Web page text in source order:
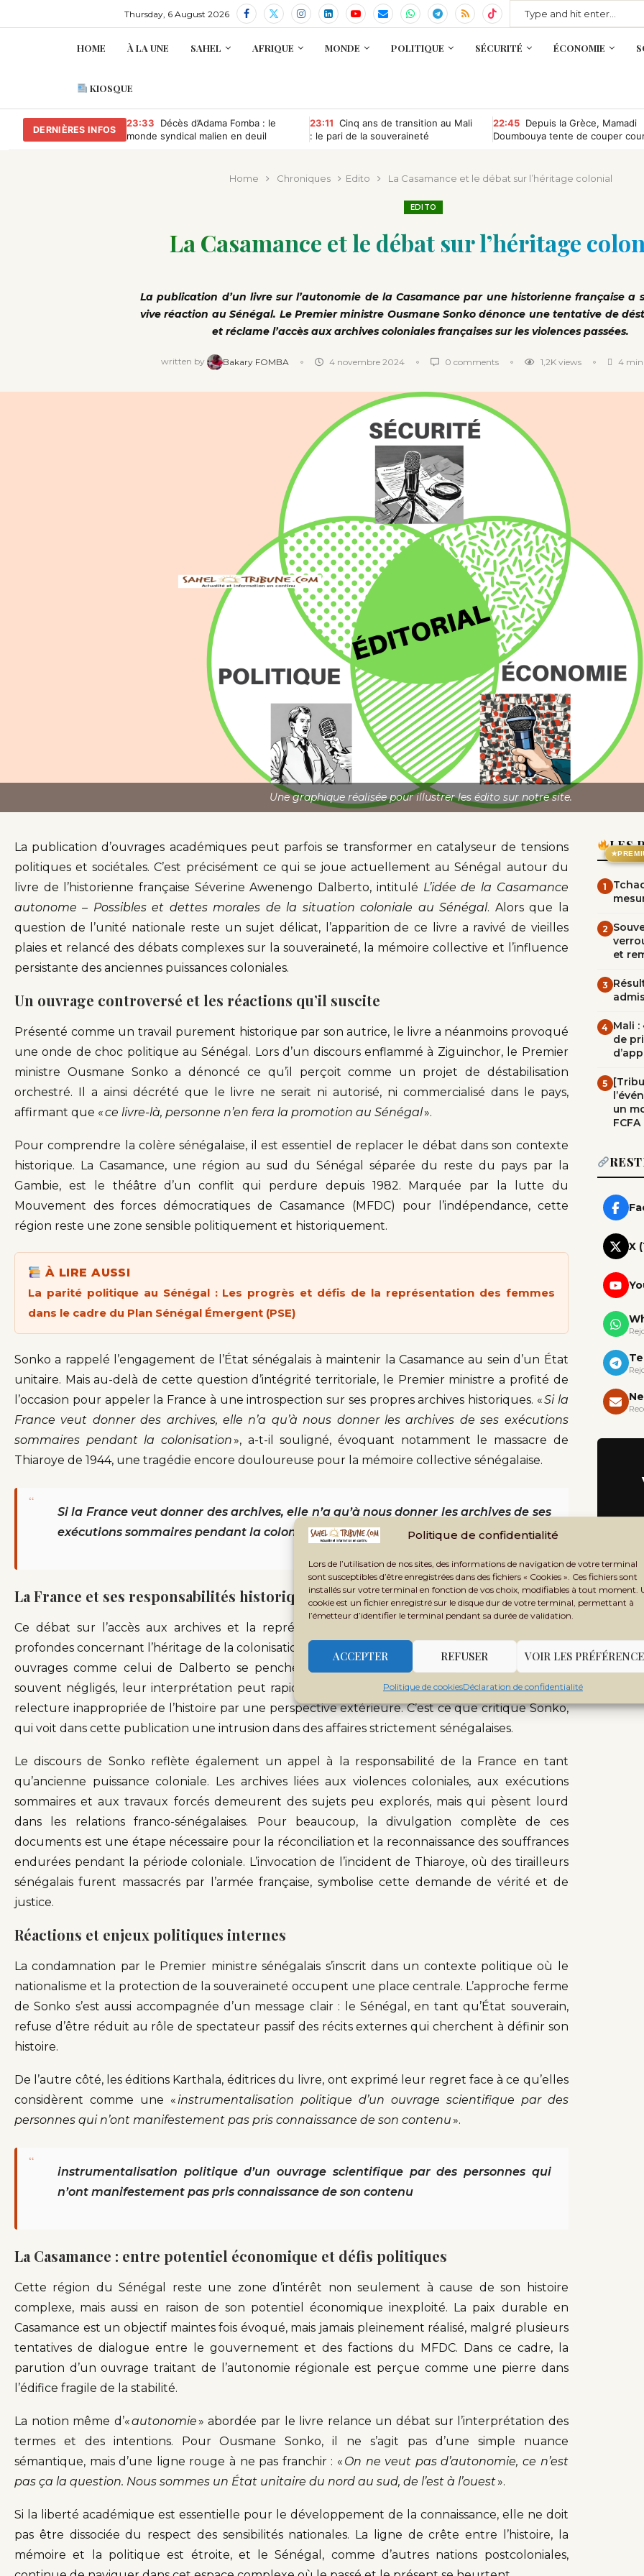
Politique de confidentialité
Lors de l’utilisation de nos sites, des informations de navigation de votre terminal
sont susceptibles d’être enregistrées dans des fichiers « Cookies ». Ces fichiers sont
installés sur votre terminal en fonction de vos choix, modifiables à tout moment.
cookie est un fichier enregistré sur le disque dur de votre terminal, permettant à
l’émetteur d’identifier le terminal pendant sa durée de validation.
ACCEPTER REFUSER VOIR LES
Politique de cookiesDéclaration de confidentialité
Thursday, 6 August 2026
HOME À LA UNE SAHEL AFRIQUE MONDE POLITIQUE SÉCURITÉ ÉCONOMIE
KIOSQUE
DERNIÈRES INFOS
23:33
Décès d’Adama Fomba : le
monde syndical malien en deuil
23:11 Cinq ans de transition au Mali
: le pari de la souveraineté
22:45 Depuis la Grèce, Mamadi
Doumbouya tente de couper
Home Chroniques Edito La Casamance et le débat sur l’héritage colonial
EDITO
La Casamance et le débat sur l’héritage
La publication d’un livre sur l’autonomie de la Casamance par une historienne française a
vive réaction au Sénégal. Le Premier ministre Ousmane Sonko dénonce une tentative de
et réclame l’accès aux archives coloniales françaises sur les violences passées.
written by Bakary FOMBA 4 novembre 2024 0 comments 1,2Kviews 4
Une graphique réalisée pour illustrer les édito sur notre site.
La publication d’ouvrages académiques peut parfois se transformer en catalyseur de tensions
politiques et sociétales. C’est précisément ce qui se joue actuellement au Sénégal autour du
livre de l’historienne française Séverine Awenengo Dalberto, intitulé L’idée de la Casamance
autonome – Possibles et dettes morales de la situation coloniale au Sénégal. Alors que la
question de l’unité nationale reste un sujet délicat, l’apparition de ce livre a ravivé de vieilles
plaies et relancé des débats complexes sur la souveraineté, la mémoire collective et l’influence
persistante des anciennes puissances coloniales.
Un ouvrage controversé et les réactions qu’il suscite
Présenté comme un travail purement historique par son autrice, le livre a néanmoins provoqué
une onde de choc politique au Sénégal. Lors d’un discours enflammé à Ziguinchor, le Premier
ministre Ousmane Sonko a dénoncé ce qu’il perçoit comme un projet de déstabilisation
orchestré. Il a ainsi décrété que le livre ne serait ni autorisé, ni commercialisé dans le pays,
affirmant que «ce livre-là, personne n’en fera la promotion au Sénégal».
Pour comprendre la colère sénégalaise, il est essentiel de replacer le débat dans son contexte
historique. La Casamance, une région au sud du Sénégal séparée du reste du pays par la
Gambie, est le théâtre d’un conflit qui perdure depuis 1982. Marquée par la lutte du
Mouvement des forces démocratiques de Casamance (MFDC) pour l’indépendance, cette
région reste une zone sensible politiquement et historiquement.
À LIRE AUSSI
La parité politique au Sénégal : Les progrès et défis de la représentation des femmes
dans le cadre du Plan Sénégal Émergent (PSE)
Sonko a rappelé l’engagement de l’État sénégalais à maintenir la Casamance au sein d’un État
unitaire. Mais au-delà de cette question d’intégrité territoriale, le Premier ministre a profité de
l’occasion pour appeler la France à une introspection sur ses propres archives historiques. «Si la
France veut donner des archives, elle n’a qu’à nous donner les archives de ses exécutions
sommaires pendant la colonisation», a-t-il souligné, évoquant notamment le massacre de
Thiaroye de 1944, une tragédie encore douloureuse pour la mémoire collective sénégalaise.
“
Si la France veut donner des archives, elle n’a qu’à nous donner les archives de ses
exécutions sommaires pendant la colonisation
La France et ses responsabilités historiques
Ce débat sur l’accès aux archives et la représentation historique révèle des tensions plus
profondes concernant l’héritage de la colonisation et le contrôle du récit national. Alors que des
ouvrages comme celui de Dalberto se penchent sur des aspects historiques complexes et
souvent négligés, leur interprétation peut rapidement être perçue comme une tentative de
relecture inappropriée de l’histoire par une perspective extérieure. C’est ce que critique Sonko,
qui voit dans cette publication une intrusion dans des affaires strictement sénégalaises.
Le discours de Sonko reflète également un appel à la responsabilité de la France en tant
qu’ancienne puissance coloniale. Les archives liées aux violences coloniales, aux exécutions
sommaires et aux travaux forcés demeurent des sujets peu explorés, mais qui pèsent lourd
dans les relations franco-sénégalaises. Pour beaucoup, la divulgation complète de ces
documents est une étape nécessaire pour la réconciliation et la reconnaissance des souffrances
endurées pendant la période coloniale. L’invocation de l’incident de Thiaroye, où des tirailleurs
sénégalais furent massacrés par l’armée française, symbolise cette demande de vérité et de
justice.
Réactions et enjeux politiques internes
La condamnation par le Premier ministre sénégalais s’inscrit dans un contexte politique où le
nationalisme et la protection de la souveraineté occupent une place centrale. L’approche ferme
de Sonko s’est aussi accompagnée d’un message clair : le Sénégal, en tant qu’État souverain,
refuse d’être réduit au rôle de spectateur passif des récits externes qui cherchent à définir son
histoire.
De l’autre côté, les éditions Karthala, éditrices du livre, ont exprimé leur regret face à ce qu’elles
considèrent comme une «instrumentalisation politique d’un ouvrage scientifique par des
personnes qui n’ont manifestement pas pris connaissance de son contenu».
“
instrumentalisation politique d’un ouvrage scientifique par des personnes qui
n’ont manifestement pas pris connaissance de son contenu
La Casamance : entre potentiel économique et défis politiques
Cette région du Sénégal reste une zone d’intérêt non seulement à cause de son histoire
complexe, mais aussi en raison de son potentiel économique inexploité. La paix durable en
Casamance est un objectif maintes fois évoqué, mais jamais pleinement réalisé, malgré plusieurs
tentatives de dialogue entre le gouvernement et des factions du MFDC. Dans ce cadre, la
parution d’un ouvrage traitant de l’autonomie régionale est perçue comme une pierre dans
l’édifice fragile de la stabilité.
La notion même d’«autonomie» abordée par le livre relance un débat sur l’interprétation des
termes et des intentions. Pour Ousmane Sonko, il ne s’agit pas d’une simple nuance
sémantique, mais d’une ligne rouge à ne pas franchir : « On ne veut pas d’autonomie, ce n’est
pas ça la question. Nous sommes un État unitaire du nord au sud, de l’est à l’ouest».
Si la liberté académique est essentielle pour le développement de la connaissance, elle ne doit
pas être dissociée du respect des sensibilités nationales. La ligne de crête entre l’histoire, la
mémoire et la politique est étroite, et le Sénégal, comme d’autres nations postcoloniales,
★
LES
1
2
et
3
4 Mali :
de
5
un
FCFA
X